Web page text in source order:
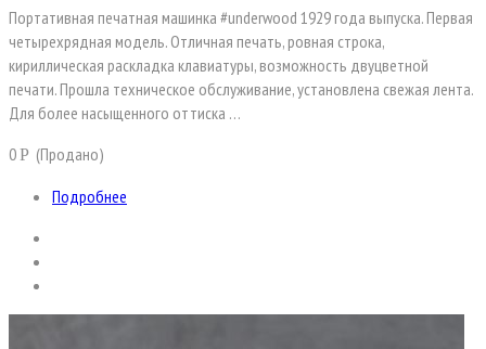
Портативная печатная машинка #underwood 1929 года выпуска. Первая
четырехрядная модель. Отличная печать, ровная строка,
кириллическая раскладка клавиатуры, возможность двуцветной
печати. Прошла техническое обслуживание, установлена свежая лента.
Для более насыщенного оттиска …
0Р (Продано)
Подробнее